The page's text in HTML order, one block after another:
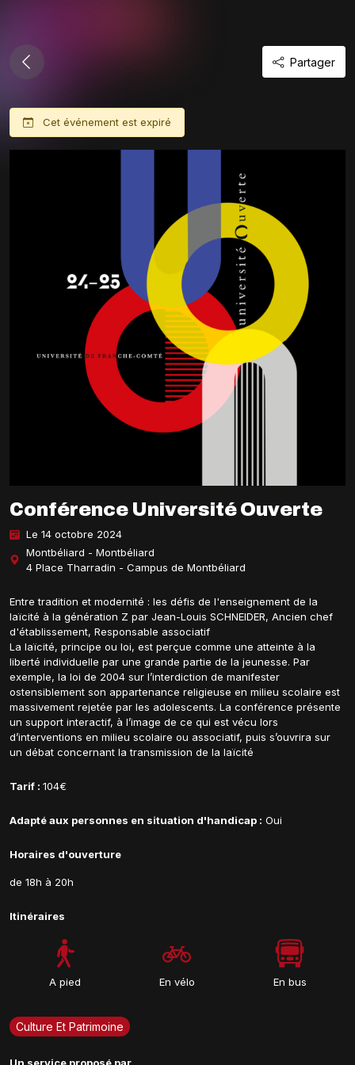
Partager
Cet événement est expiré
Conférence Université Ouverte
Le 14 octobre 2024
Montbéliard - Montbéliard
4 Place Tharradin - Campus de Montbéliard
Entre tradition et modernité : les défis de l'enseignement de la
laïcité à la génération Z par Jean-Louis SCHNEIDER, Ancien chef
d'établissement, Responsable associatif
La laïcité, principe ou loi, est perçue comme une atteinte à la
liberté individuelle par une grande partie de la jeunesse. Par
exemple, la loi de 2004 sur l’interdiction de manifester
ostensiblement son appartenance religieuse en milieu scolaire est
massivement rejetée par les adolescents. La conférence présente
un support interactif, à l’image de ce qui est vécu lors
d’interventions en milieu scolaire ou associatif, puis s’ouvrira sur
un débat concernant la transmission de la laïcité
Tarif : 104€
Adapté aux personnes en situation d'handicap : Oui
Horaires d'ouverture
de 18h à 20h
Itinéraires
A pied En vélo En bus
Culture Et Patrimoine